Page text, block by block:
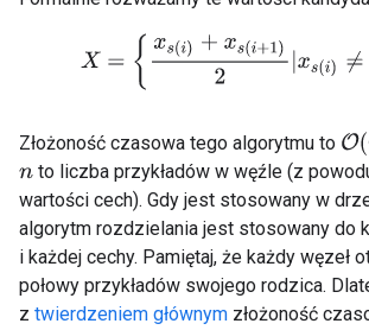
X ={xs(i +x s(i+1)2| xs
Złożoność czasowa tego algorytmu to O(n
nto liczba przykładów w węźle (z
wartości cech). Gdy jest stosowany w
algorytm rozdzielania jest stosowany do
i każdej cechy. Pamiętaj, że każdy węzeł
połowy przykładów swojego rodzica.
z twierdzeniem głównym złożoność